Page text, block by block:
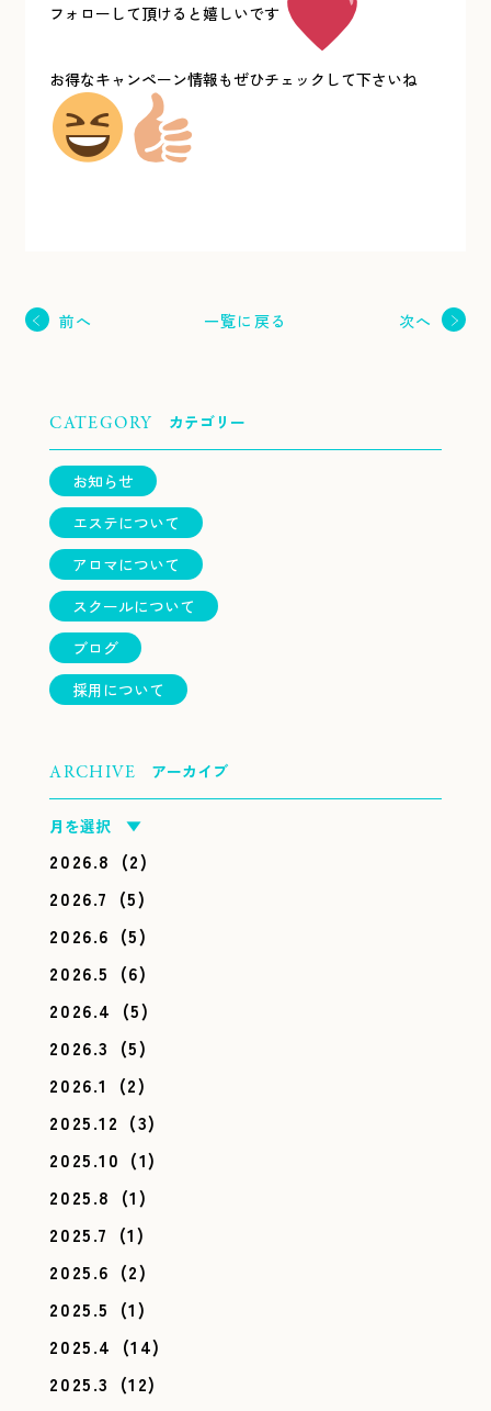
フォローして頂けると嬉しいです
お得なキャンペーン情報もぜひチェックして下さいね
前へ 一覧に戻る 次へ
CATEGORY カテゴリー
お知らせ
エステについて
アロマについて
スクールについて
ブログ
採用について
ARCHIVE アーカイブ
月を選択 ▼
2026.8 (2)
2026.7 (5)
2026.6 (5)
2026.5 (6)
2026.4 (5)
2026.3 (5)
2026.1
(2)
2025.12 (3)
2025.10 (1)
2025.8 (1)
2025.7 (1)
2025.6 (2)
2025.5 (1)
2025.4 (14)
2025.3 (12)